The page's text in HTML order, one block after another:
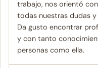
trabajo, nos orientó
todas nuestras dudas
Da gusto encontrar
y con tanto
personas como ella.